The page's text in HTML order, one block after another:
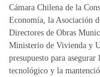
Cámara Chilena de la
Economía, la Asociación
Directores de Obras
Ministerio de Vivienda y
presupuesto para
tecnológico y la